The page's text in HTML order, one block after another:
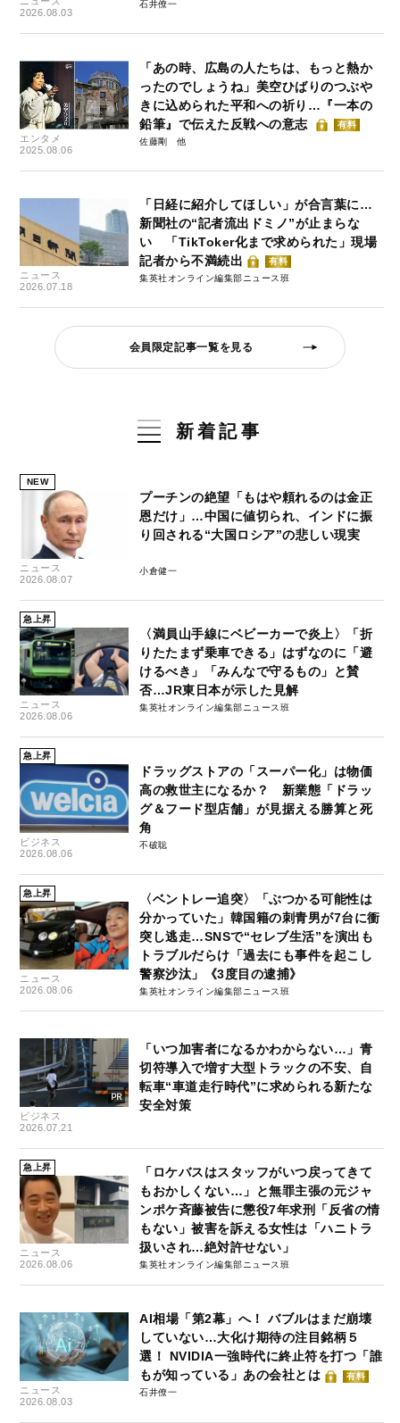
2026.08.03
石井僚一
エンタメ
2025.08.06
「あの時、広島の人たちは、もっと熱か
ったのでしょうね」美空ひばりのつぶや
きに込められた平和への祈り…『一本の
鉛筆』で伝えた反戦への意志
有料
佐藤剛
ニュース
2026.07.18
「日経に紹介してほしい」が合言葉に…
新聞社の“記者流出ドミノ”が止まらな
い 「TikToker化まで求められた」現場
記者から不満続出
有料
集英社オンライン編集部ニュース班
会員限定記事一覧を見る
新着記事
NEW
ニュース
2026.08.07
プーチンの絶望「もはや頼れるのは金正
恩だけ」…中国に値切られ、インドに振
り回される“大国ロシア”の悲しい現実
小倉健一
急上昇
ニュース
2026.08.06
〈満員山手線にベビーカーで炎上〉「折
りたたまず乗車できる」はずなのに「避
けるべき」「みんなで守るもの」と賛
否…JR東日本が示した見解
集英社オンライン編集部ニュース班
急上昇
ビジネス
2026.08.06
ドラッグストアの「スーパー化」は物価
高の救世主になるか？ 新業態「ドラッ
グ＆フード型店舗」が見据える勝算と死
角
不破聡
急上昇
ニュース
2026.08.06
〈ベントレー追突〉「ぶつかる可能性は
分かっていた」韓国籍の刺青男が7台に衝
突し逃走…SNSで“セレブ生活”を演出も
トラブルだらけ「過去にも事件を起こし
警察沙汰」《3度目の逮捕》
集英社オンライン編集部ニュース班
ビジネス
2026.07.21
「いつ加害者になるかわからない…」青
切符導入で増す大型トラックの不安、自
転車“車道走行時代”に求められる新たな
安全対策
急上昇
ニュース
2026.08.06
「ロケバスはスタッフがいつ戻ってきて
もおかしくない…」と無罪主張の元ジャ
ンポケ斉藤被告に懲役7年求刑「反省の情
もない」被害を訴える女性は「ハニトラ
扱いされ…絶対許せない」
集英社オンライン編集部ニュース班
ニュース
2026.08.03
AI相場「第2幕」へ！ バブルはまだ崩壊
していない…大化け期待の注目銘柄５
選！ NVIDIA一強時代に終止符を打つ「誰
もが知っている」あの会社とは
有料
石井僚一